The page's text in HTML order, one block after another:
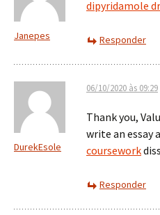
Janepes
dipyridamole
Responder
DurekEsole
06/10/2020 às 09:29
Thank you,
write an essay
coursework
Responder